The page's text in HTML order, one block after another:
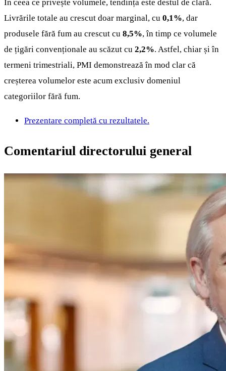
În ceea ce privește volumele, tendința este destul de clară.
Livrările totale au crescut doar marginal, cu 0,1%, dar
produsele fără fum au crescut cu 8,5%, în timp ce volumele
de țigări convenționale au scăzut cu 2,2%. Astfel, chiar și în
termeni trimestriali, PMI demonstrează în mod clar că
creșterea volumelor este acum exclusiv domeniul
categoriilor fără fum.
Prezentare completă cu rezultatele.
Comentariul directorului general